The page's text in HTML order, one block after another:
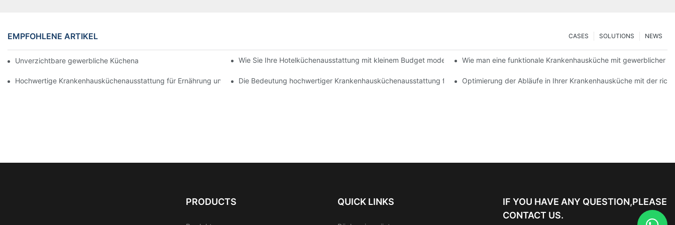
EMPFOHLENE ARTIKEL NEWS
SOLUTIONS
CASES
Unverzichtbare gewerbliche Küchenausstattung für eine moderne HotelkücheWie Sie Ihre Hotelküchenausstattung mit kleinem Budget modernisieren könnenWie man eine funktionale Krankenhausküche mit gewerblicher
Hochwertige Krankenhausküchenausstattung für Ernährung und SicherheitDie Bedeutung hochwertiger Krankenhausküchenausstattung für die PatientenversorgungOptimierung der Abläufe in Ihrer Krankenhausküche mit der
PRODUCTS QUICK LINKS
IF YOU HAVE ANY QUESTION,PLEASE
CONTACT US.